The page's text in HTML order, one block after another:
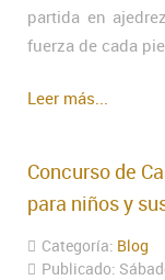
partida en
fuerza de cada
Leer más...
Concurso de
para niños y
Categoría: Blog
Publicado: